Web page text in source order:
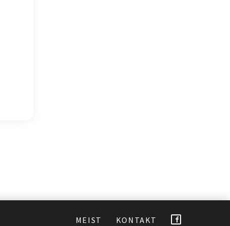
MEIST KONTAKT